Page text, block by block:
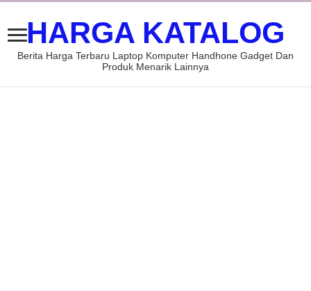
HARGA KATALOG
Berita Harga Terbaru Laptop Komputer Handhone Gadget Dan
Produk Menarik Lainnya